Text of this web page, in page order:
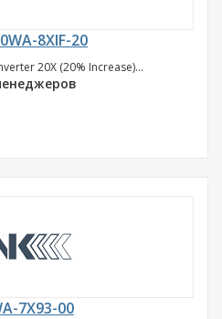
8XIF-20
20X (20% Increase)...
7X93-00